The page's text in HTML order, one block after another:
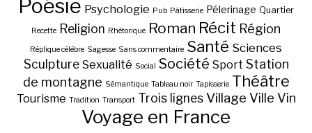
Poésie Psychologie Pub Pâtisserie Pélerinage Quartier
Recette Religion Rhétorique Roman Récit Région
Réplique célèbre Sagesse Sans commentaire Santé Sciences
Sculpture Sexualité Social Société Sport Station
de montagne Sémantique Tableau noir Tapisserie Théâtre
Tourisme Tradition Transport Trois lignes Village Ville Vin
Voyage en France